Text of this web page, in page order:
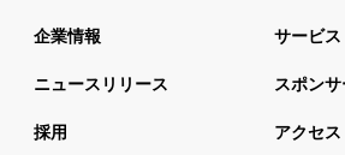
企業情報 サービス
ニュースリリース スポン
採用 アクセス